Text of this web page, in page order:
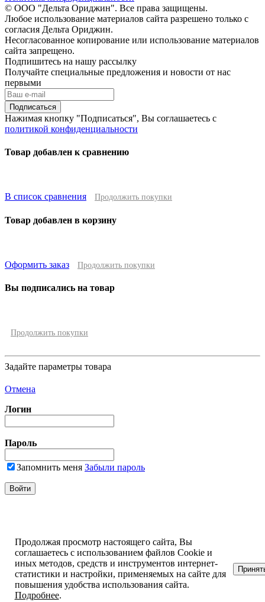
© ООО "Дельта Ориджин". Все права защищены.
Любое использование материалов сайта разрешено только с
согласия Дельта Ориджин.
Несогласованное копирование или использование материалов
сайта запрещено.
Подпишитесь на нашу рассылку
Получайте специальные предложения и новости от нас
первыми
Подписаться
Нажимая кнопку "Подписаться", Вы соглашаетесь с
политикой конфиденциальности
Товар добавлен к сравнению
В список сравнения Продолжить покупки
Товар добавлен в корзину
Оформить заказ Продолжить покупки
Вы подписались на товар
Продолжить покупки
Задайте параметры товара
Отмена
Логин
Пароль
Запомнить меня Забыли пароль
Продолжая просмотр настоящего сайта, Вы
соглашаетесь с использованием файлов Cookie и
иных методов, средств и инструментов интернет-
статистики и настройки, применяемых на сайте для
повышения удобства использования сайта.
Подробнее.